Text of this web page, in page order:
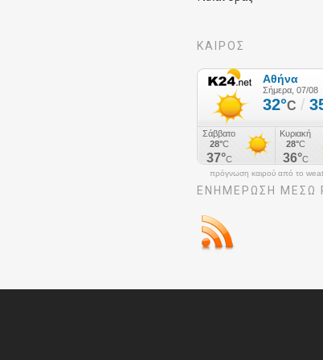
ΚΑΙΡΟΣ
πρόγνωση καιρού από το
ΕΝΗΜΈΡΩΣΉ ΜΕΣΩ